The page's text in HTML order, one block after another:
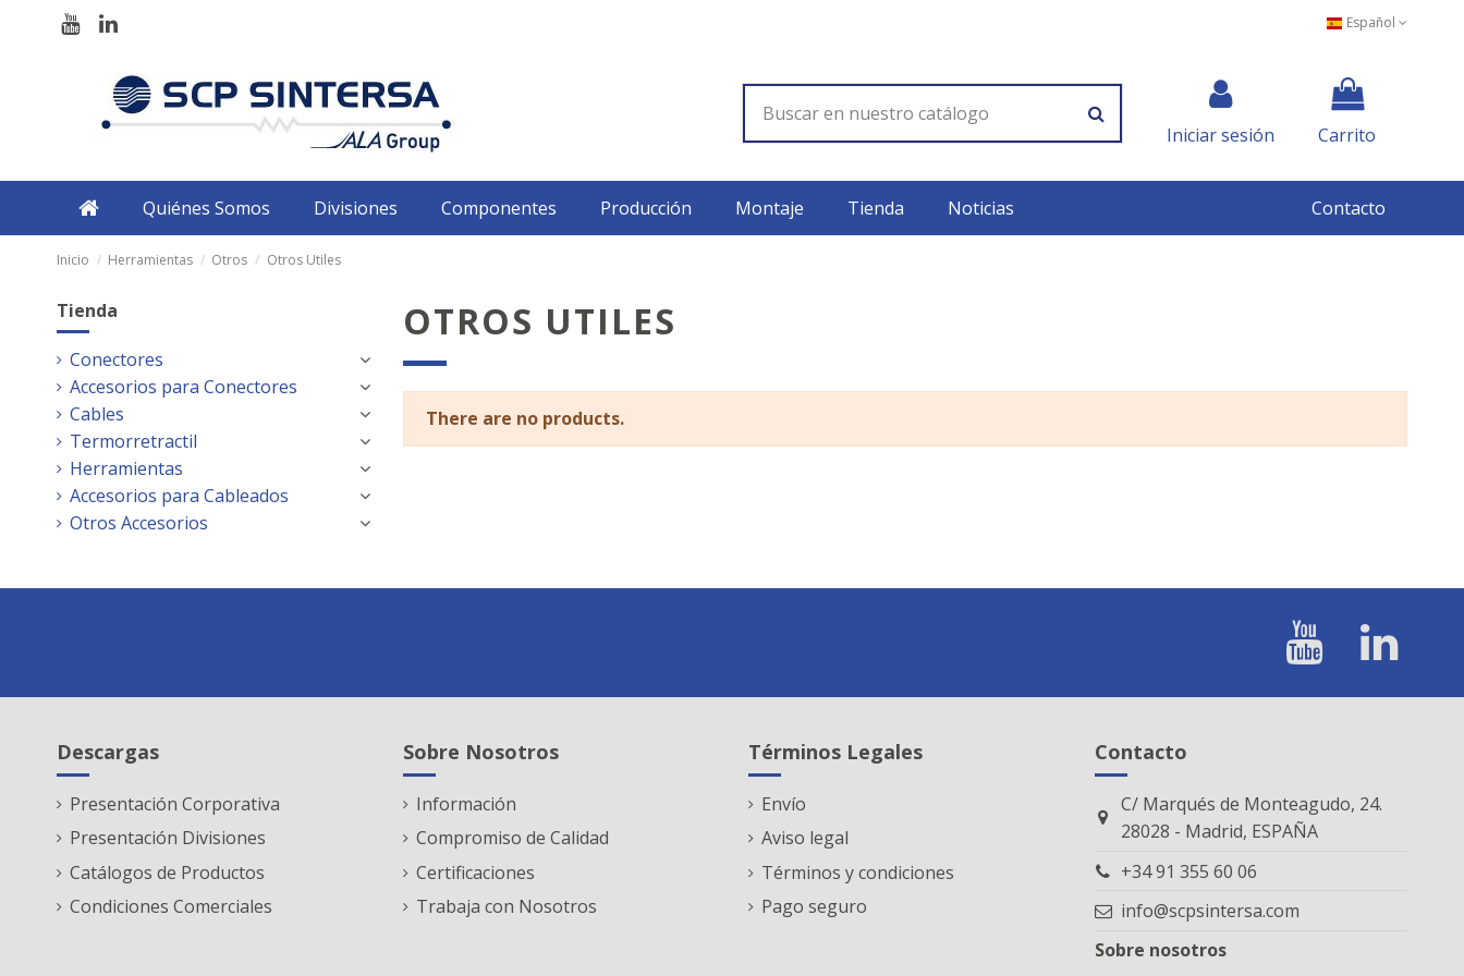
Español
Iniciar sesión Carrito
Quiénes Somos Divisiones Componentes Producción Montaje Tienda Noticias Contacto
Inicio Herramientas Otros Otros Utiles
OTROS UTILES
There are no products.
Tienda
Conectores
Accesorios para Conectores
Cables
Termorretractil
Herramientas
Accesorios para Cableados
Otros Accesorios
Descargas
Presentación Corporativa
Presentación Divisiones
Catálogos de Productos
Condiciones Comerciales
Sobre Nosotros
Información
Compromiso de Calidad
Certificaciones
Trabaja con Nosotros
Términos Legales
Envío
Aviso legal
Términos y condiciones
Pago seguro
Contacto
C/ Marqués de Monteagudo, 24.
28028 - Madrid, ESPAÑA
+34 91 355 60 06
info@scpsintersa.com
Sobre nosotros